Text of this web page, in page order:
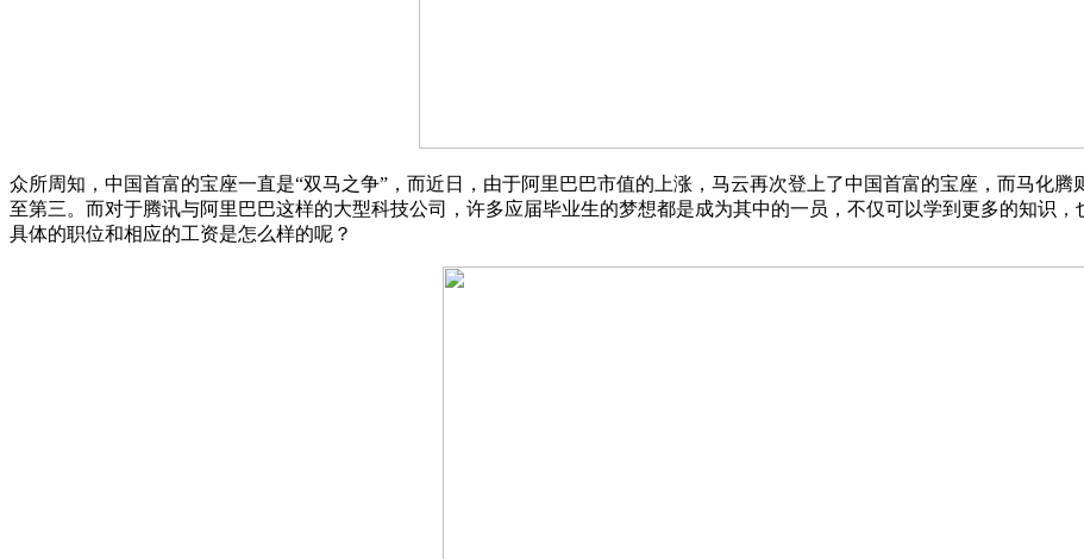
众所周知，中国首富的宝座一直是“双马之争”，而近日，由于阿里巴巴市值的上涨，马云再次登上了中国首富的宝座，而马化
至第三。而对于腾讯与阿里巴巴这样的大型科技公司，许多应届毕业生的梦想都是成为其中的一员，不仅可以学到更多的知识
具体的职位和相应的工资是怎么样的呢？